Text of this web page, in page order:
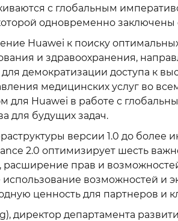
с глобальным
одновременно
Huawei к поиску
и здравоохранения,
демократизации доступа к
медицинских услуг во
для Huawei в работе с
для будущих задач.
версии 1.0 до более
2.0 оптимизирует шесть
прав и
возможностей и
ценность для партнеров и
директор департамента